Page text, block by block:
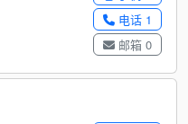
电话 1
邮箱 0